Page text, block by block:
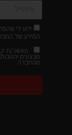
ידוע לי
המידע של
` מאשר/ת
מהחברה